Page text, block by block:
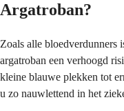
Argatroban?
Zoals alle bloedverdunners
argatroban een verhoogd
kleine blauwe plekken tot
u zo nauwlettend in het